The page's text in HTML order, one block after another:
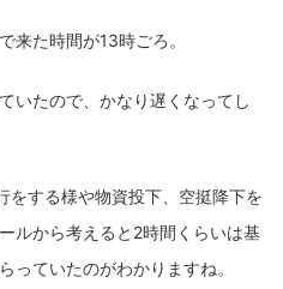
来た時間が13時ごろ。
いたので、かなり遅くなってし
をする様や物資投下、空挺降下を
ルから考えると2時間くらいは基
っていたのがわかりますね。